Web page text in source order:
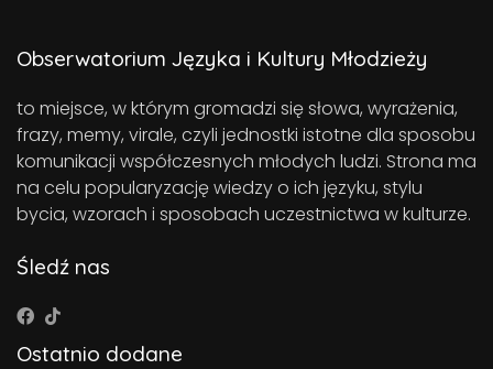
Obserwatorium Języka i Kultury Młodzieży
to miejsce, w którym gromadzi się słowa, wyrażenia,
frazy, memy, virale, czyli jednostki istotne dla sposobu
komunikacji współczesnych młodych ludzi. Strona ma
na celu popularyzację wiedzy o ich języku, stylu
bycia, wzorach i sposobach uczestnictwa w kulturze.
Śledź nas
Ostatnio dodane